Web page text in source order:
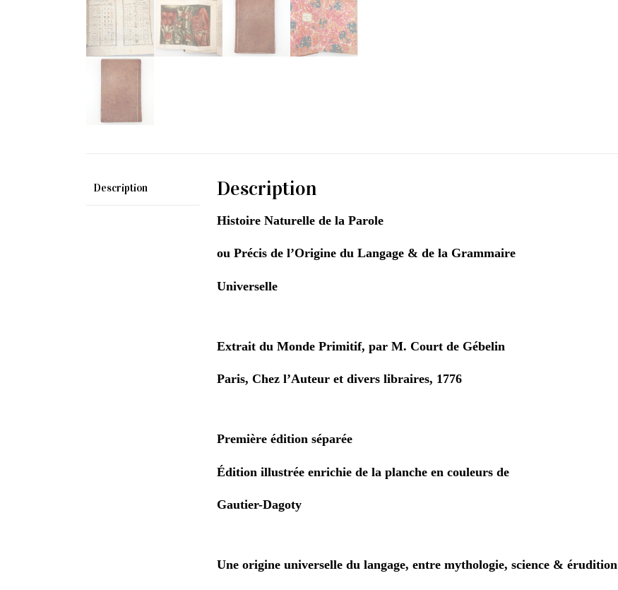
Description Description
Histoire Naturelle de la Parole
ou Précis de l’Origine du Langage & de la Grammaire
Universelle
Extrait du Monde Primitif, par M. Court de Gébelin
Paris, Chez l’Auteur et divers libraires, 1776
Première édition séparée
Édition illustrée enrichie de la planche en couleurs de
Gautier-Dagoty
Une origine universelle du langage, entre mythologie, science & érudition